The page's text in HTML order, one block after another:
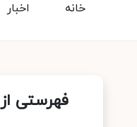
اخبار خانه
فهرستی از